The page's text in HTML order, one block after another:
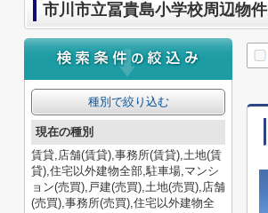
市川市立冨貴島小学校周辺物件
種別で絞り込む
現在の種別
賃貸,店舗(賃貸),事務所(賃貸),土地(賃
貸),住宅以外建物全部,駐車場,マンシ
ョン(売買),戸建(売買),土地(売買),店舗
(売買),事務所(売買),住宅以外建物全